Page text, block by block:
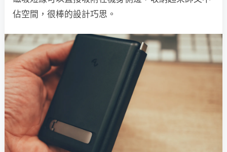
佔空間，很棒的設計巧思。